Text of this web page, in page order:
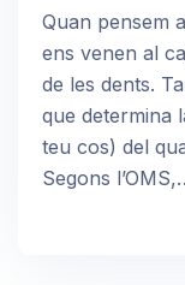
Quan pensem
ens venen al
de les dents.
que determina
teu cos) del
Segons